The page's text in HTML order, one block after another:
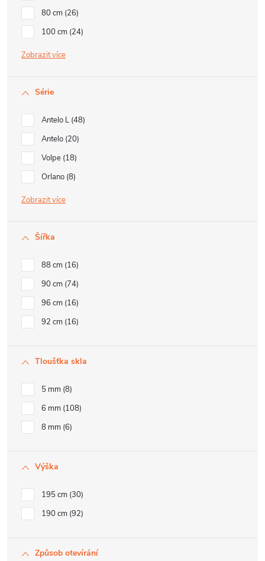
80 cm 26
100 cm 24
Zobrazit
Série
Antelo L 48
Antelo 20
Volpe 18
Orlano 8
Zobrazit
Šířka
88 cm 16
90 cm 74
96 cm 16
92 cm 16
Tloušťka skla
5 mm 8
6 mm 108
8 mm 6
Výška
195 cm 30
190 cm 92
Způsob otevírání